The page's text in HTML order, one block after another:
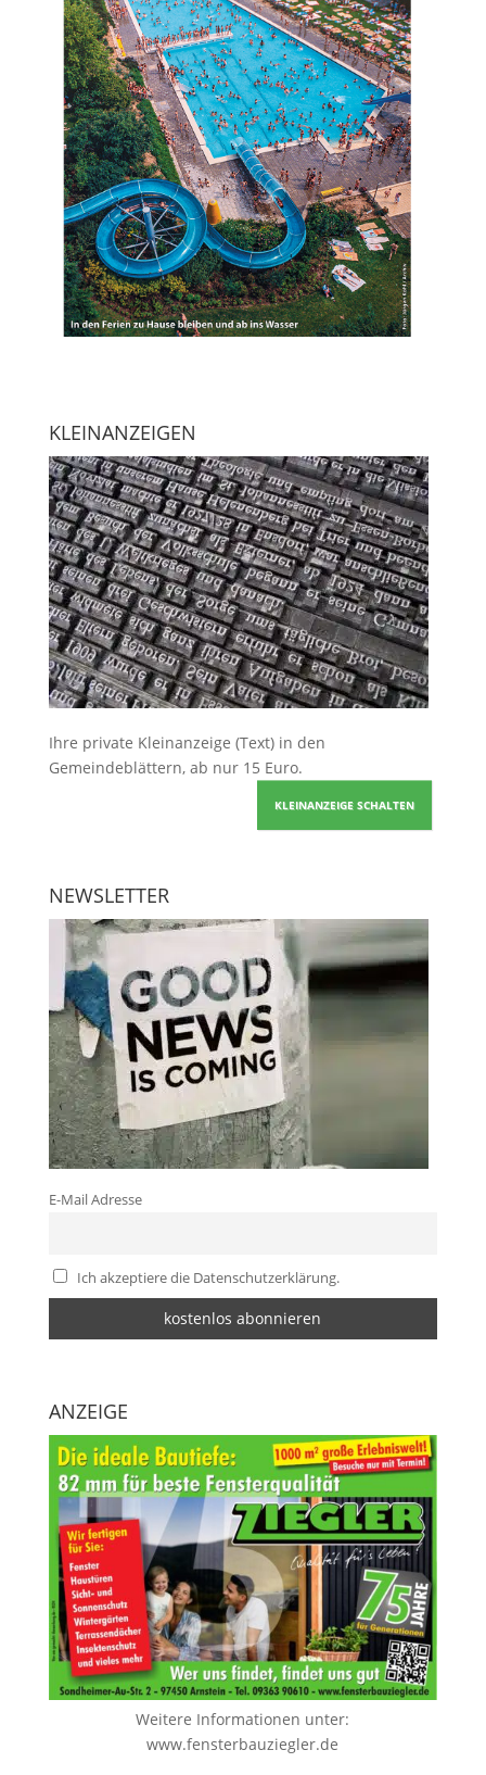
KLEINANZEIGEN
Ihre private Kleinanzeige (Text) in den
Gemeindeblättern, ab nur 15 Euro.
KLEINANZEIGE SCHALTEN
NEWSLETTER
E-Mail Adresse
Ich akzeptiere die Datenschutzerklärung.
ANZEIGE
Weitere Informationen unter:
www.fensterbauziegler.de